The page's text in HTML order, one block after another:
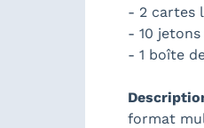
- 2 cartes
- 10
- 1 boîte
format